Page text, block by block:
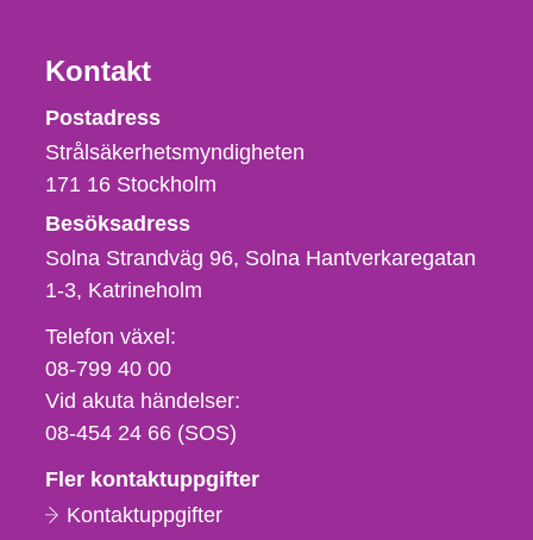
Kontakt
Strålsäkerhetsmyndigheten
Postadress
Strålsäkerhetsmyndigheten
171 16 Stockholm
Besöksadress
Solna Strandväg 96, Solna Hantverkaregatan
1-3 Katrineholm
Telefon,
fax
och
e-
Telefon växel:
08-799 40 00
Vid akuta händelser:
08-454 24 66 (SOS)
Fler kontaktuppgifter
Kontaktuppgifter